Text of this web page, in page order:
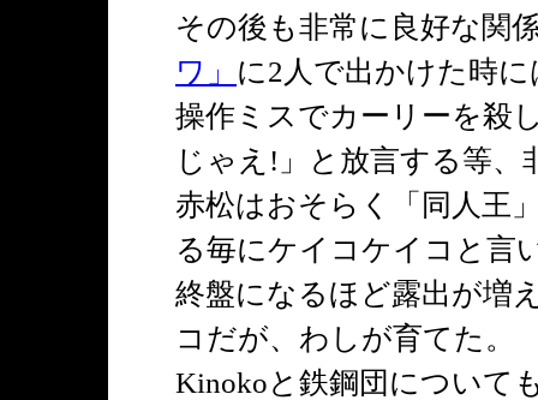
その後も非常に良好な関
ワ」 に2人で出かけた時に
操作ミスでカーリーを殺
じゃえ!」と放言する等、
赤松はおそらく「同人王
る毎にケイコケイコと言
終盤になるほど露出が増
コだが、わしが育てた。
Kinokoと鉄鋼団について